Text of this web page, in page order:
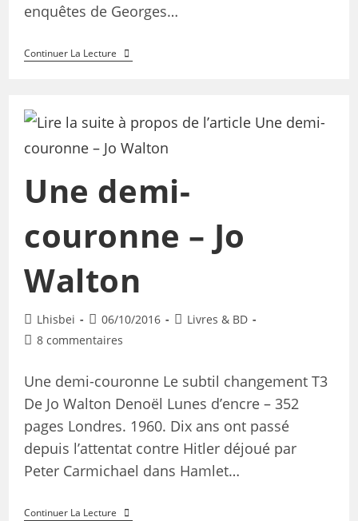
enquêtes de Georges…
Continuer La Lecture
Une demi-
couronne – Jo
Walton
Lhisbei 06/10/2016
Livres & BD
8 commentaires
Une demi-couronne Le subtil changement T3
De Jo Walton Denoël Lunes d’encre – 352
pages Londres. 1960. Dix ans ont passé
depuis l’attentat contre Hitler déjoué par
Peter Carmichael dans Hamlet…
Continuer La Lecture